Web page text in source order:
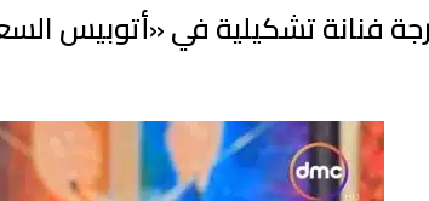
فنانة تشكيلية في «أتوبيس